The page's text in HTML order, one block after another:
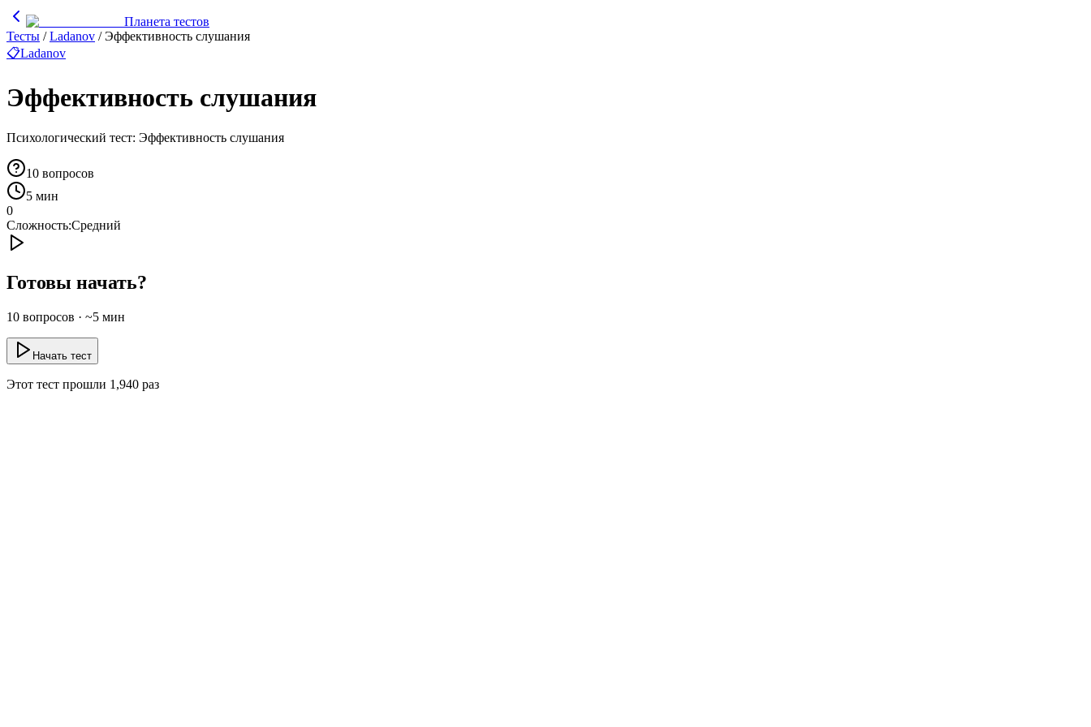
Планета тестов
Тесты /Ladanov /Эффективность слушания
📋Ladanov
Эффективность слушания
Психологический тест: Эффективность слушания
10 вопросов
5 мин
0
Сложность:Средний
Готовы начать?
10 вопросов · ~5 мин
Начать тест
Этот тест прошли 1,940 раз